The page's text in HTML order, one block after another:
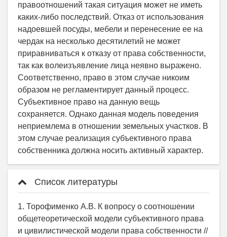
правоотношений такая ситуация может не иметь
каких-либо последствий. Отказ от использования
надоевшей посуды, мебели и перенесение ее на
чердак на несколько десятилетий не может
приравниваться к отказу от права собственности,
так как волеизъявление лица неявно выражено.
Соответственно, право в этом случае никоим
образом не регламентирует данный процесс.
Субъективное право на данную вещь
сохраняется. Однако данная модель поведения
неприемлема в отношении земельных участков. В
этом случае реализация субъективного права
собственника должна носить активный характер.
Список литературы
1. Торофименко А.В. К вопросу о соотношении
общетеоретической модели субъективного права
и цивилистической модели права собственности //